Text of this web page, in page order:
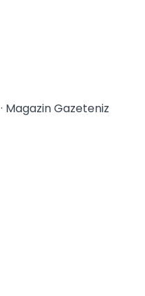
· Magazin Gazeteniz